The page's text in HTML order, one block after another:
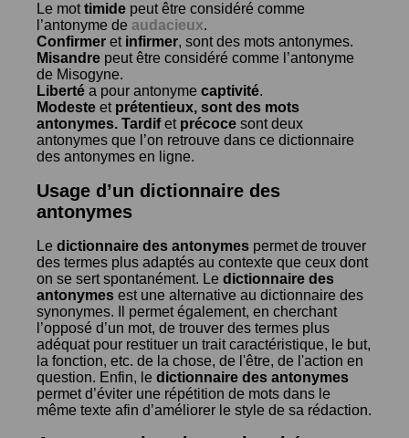
Le mottimide peut être considéré comme
l’antonyme de audacieux.
Confirmer et infirmer, sont des mots antonymes.
Misandre peut être considéré comme l’antonyme
de Misogyne.
Liberté a pour antonyme captivité.
Modeste et prétentieux, sont des mots
antonymes. Tardifet précoce sont deux
antonymes que l’on retrouve dans ce dictionnaire
des antonymes en ligne.
Usage d’un dictionnaire des
antonymes
Le dictionnaire des antonymes permet de trouver
des termes plus adaptés au contexte que ceux dont
on se sert spontanément. Le dictionnaire des
antonymes est une alternative au dictionnaire des
synonymes. Il permet également, en cherchant
l’opposé d’un mot, de trouver des termes plus
adéquat pour restituer un trait caractéristique, le but,
la fonction, etc. de la chose, de l'être, de l'action en
question. Enfin, le dictionnaire des antonymes
permet d’éviter une répétition de mots dans le
même texte afin d’améliorer le style de sa rédaction.